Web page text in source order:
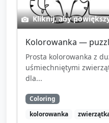
Kliknij, aby
Kolorowanka —
Prosta kolorowanka z
uśmiechniętymi
dla...
Coloring
kolorowanka